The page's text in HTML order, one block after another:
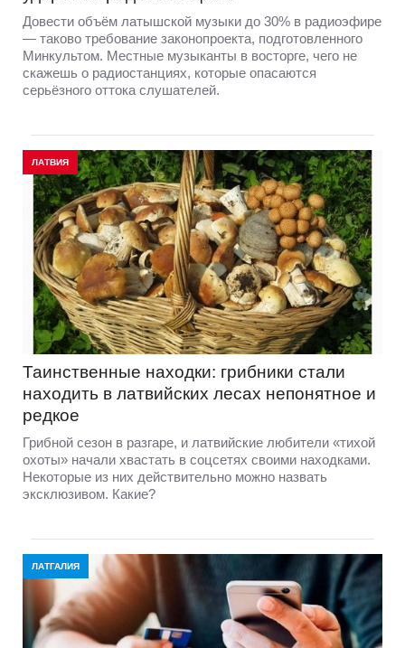
Довести объём латышской музыки до 30% в радиоэфире
— таково требование законопроекта, подготовленного
Минкультом. Местные музыканты в восторге, чего не
скажешь о радиостанциях, которые опасаются
серьёзного оттока слушателей.
ЛАТВИЯ
Таинственные находки: грибники стали
находить в латвийских лесах непонятное и
редкое
Грибной сезон в разгаре, и латвийские любители «тихой
охоты» начали хвастать в соцсетях своими находками.
Некоторые из них действительно можно назвать
эксклюзивом. Какие?
ЛАТГАЛИЯ